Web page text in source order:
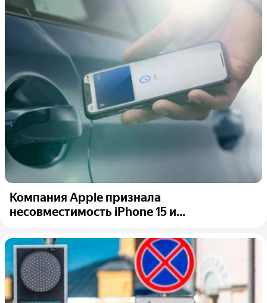
Компания Apple признала
несовместимость iPhone 15 и...